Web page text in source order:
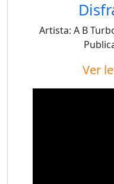
Artista: A B
Ver